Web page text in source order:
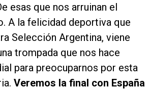
esas que nos arruinan el
A la felicidad deportiva que
Selección Argentina, viene
trompada que nos hace
para preocuparnos por esta
Veremos la final con España